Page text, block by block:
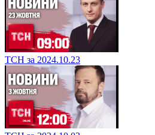
ТСН за 2024.10.23